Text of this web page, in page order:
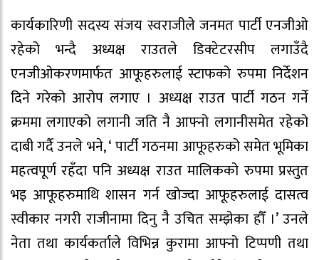
कार्यकारिणी सदस्य संजय स्वराजीले जनमत पार्टी एनजीओ
रहेको भन्दै अध्यक्ष राउतले डिक्टेटरसीप लगाउँदै
एनजीओकरणमार्फत आफूहरुलाई स्टाफको रुपमा निर्देशन
दिने गरेको आरोप लगाए । अध्यक्ष राउत पार्टी गठन गर्ने
क्रममा लगाएको लगानी जति नै आफ्नो लगानीसमेत रहेको
दाबी गर्दै उनले भने, ‘ पार्टी गठनमा आफूहरुको समेत भूमिका
महत्वपूर्ण रहँदा पनि अध्यक्ष राउत मालिकको रुपमा प्रस्तुत
भइ आफूहरुमाथि शासन गर्न खोज्दा आफूहरुलाई दासत्व
स्वीकार नगरी राजीनामा दिनु नै उचित सम्झेका हौँ ।’ उनले
नेता तथा कार्यकर्ताले विभिन्न कुरामा आफ्नो टिप्पणी तथा